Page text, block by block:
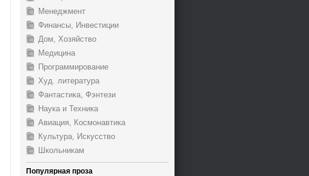
Менеджмент
Финансы, Инвестиции
Дом, Хозяйство
Медицина
Программирование
Худ. литература
Фантастика, Фэнтези
Наука и Техника
Авиация, Космонавтика
Культура, Искусство
Школьникам
Популярная проза